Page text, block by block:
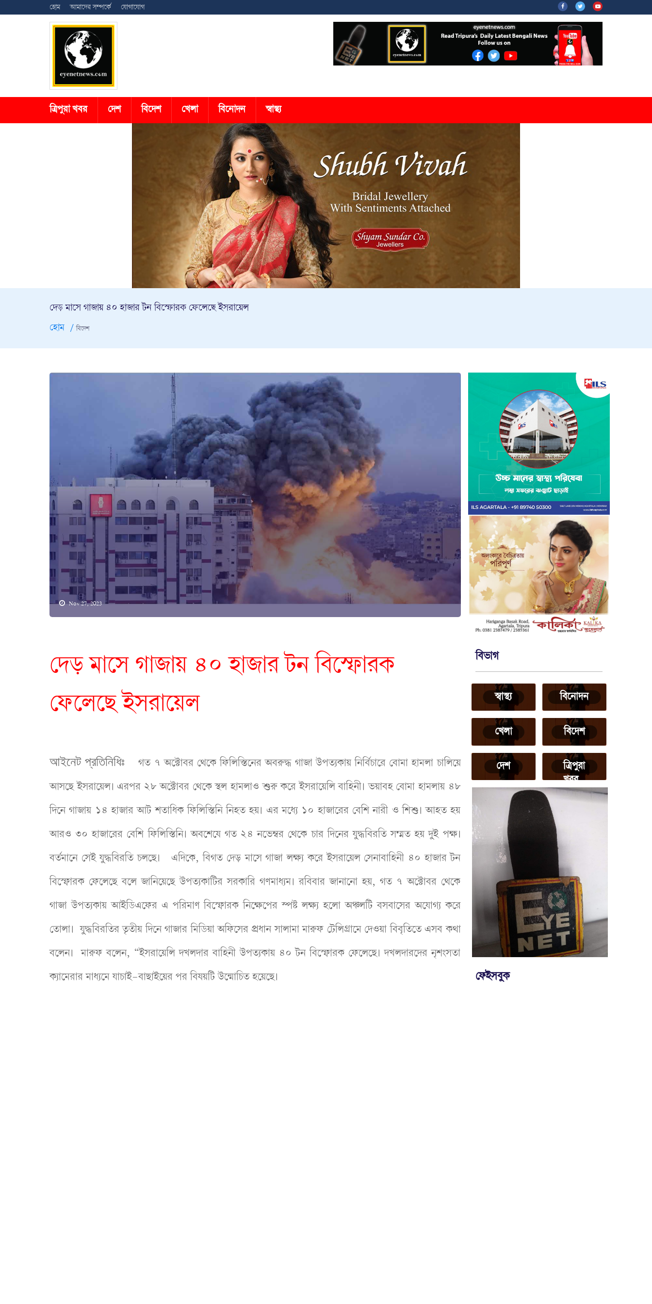
হোম আমাদের সম্পর্কে যোগাযোগ
ত্রিপুরা খবর দেশ বিদেশ খেলা বিনোদন স্বাস্থ্য
দেড় মাসে গাজায় ৪০ হাজার টন বিস্ফোরক ফেলেছে ইসরায়েল
হোম
বিদেশ
Nov 27, 2023
দেড় মাসে গাজায় ৪০ হাজার টন বিস্ফোরক
ফেলেছে ইসরায়েল
আইনেট প্রতিনিধিঃ গত ৭ অক্টোবর থেকে ফিলিস্তিনের অবরুদ্ধ গাজা উপত্যকায় নির্বিচারে বোমা হামলা চালিয়ে
আসছে ইসরায়েল। এরপর ২৮ অক্টোবর থেকে স্থল হামলাও শুরু করে ইসরায়েলি বাহিনী। ভয়াবহ বোমা হামলায় ৪৮
দিনে গাজায় ১৪ হাজার আট শতাধিক ফিলিস্তিনি নিহত হয়। এর মধ্যে ১০ হাজারের বেশি নারী ও শিশু। আহত হয়
আরও ৩০ হাজারের বেশি ফিলিস্তিনি। অবশেষে গত ২৪ নভেম্বর থেকে চার দিনের যুদ্ধবিরতি সম্মত হয় দুই পক্ষ।
বর্তমানে সেই যুদ্ধবিরতি চলছে। এদিকে, বিগত দেড় মাসে গাজা লক্ষ্য করে ইসরায়েল সেনাবাহিনী ৪০ হাজার টন
বিস্ফোরক ফেলেছে বলে জানিয়েছে উপত্যকাটির সরকারি গণমাধ্যম। রবিবার জানানো হয়, গত ৭ অক্টোবর থেকে
গাজা উপত্যকায় আইডিএফের এ পরিমাণ বিস্ফোরক নিক্ষেপের স্পষ্ট লক্ষ্য হলো অঞ্চলটি বসবাসের অযোগ্য করে
তোলা। যুদ্ধবিরতির তৃতীয় দিনে গাজার মিডিয়া অফিসের প্রধান সালামা মারুফ টেলিগ্রামে দেওয়া বিবৃতিতে এসব কথা
বলেন। মারুফ বলেন, “ইসরায়েলি দখলদার বাহিনী উপত্যকায় ৪০ টন বিস্ফোরক ফেলেছে। দখলদারদের নৃশংসতা
ক্যামেরার মাধ্যমে যাচাই-বাছাইয়ের পর বিষয়টি উন্মোচিত হয়েছে।
বিভাগ
স্বাস্থ্য বিনোদন
খেলা বিদেশ
দেশ
ত্রিপুরা
খবর
ফেইসবুক